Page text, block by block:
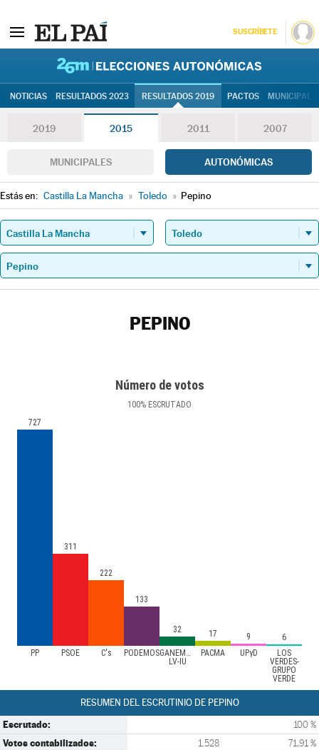
SUSCRÍBETE
NOTICIAS RESULTADOS 2023 RESULTADOS 2019 PACTOS
2019 2015 2011 2007
MUNICIPALES AUTONÓMICAS
Estás en: Castilla La Mancha » Toledo » Pepino
PEPINO
Número de votos
100% ESCRUTADO
PP PSOE C's PODEMOSGANEMOS-
LV-IU
PACMA UPyD
LOS
VERDES-
GRUPO
VERDE
727
311
222
133
32 17 9 6
RESUMEN DEL ESCRUTINIO DE PEPINO
Escrutado: 100 %
Votos contabilizados: 1.528 71,91 %